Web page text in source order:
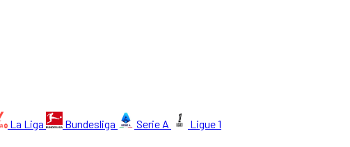
La Liga Bundesliga Serie A
Ligue 1